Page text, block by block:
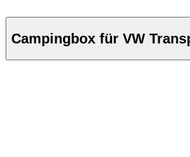
Campingbox für VW